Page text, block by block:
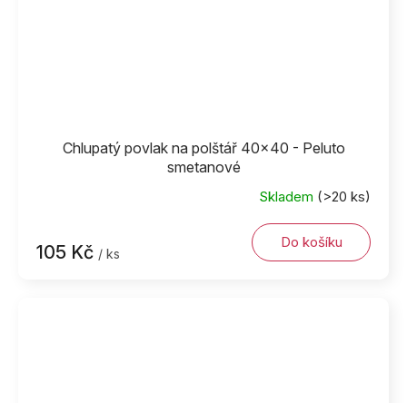
Chlupatý povlak na polštář 40x40 - Peluto
smetanové
Skladem (>20 ks)
105 Kč / ks
Do košíku